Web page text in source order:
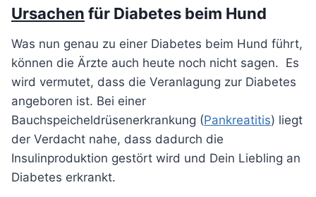
Ursachen für Diabetes beim Hund
Was nun genau zu einer Diabetes beim Hund führt,
können die Ärzte auch heute noch nicht sagen. Es
wird vermutet, dass die Veranlagung zur Diabetes
angeboren ist. Bei einer
Bauchspeicheldrüsenerkrankung (Pankreatitis) liegt
der Verdacht nahe, dass dadurch die
Insulinproduktion gestört wird und Dein Liebling an
Diabetes erkrankt.